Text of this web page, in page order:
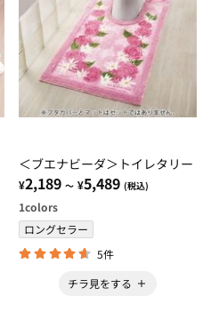
＜ブエナビーダ＞トイレタリー
¥2,189 ～ ¥5,489 (税込)
1colors
ロングセラー
5件
チラ見をする